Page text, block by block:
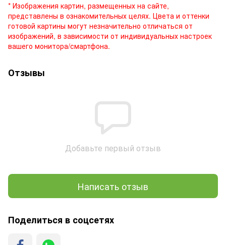
* Изображения картин, размещенных на сайте,
представлены в ознакомительных целях. Цвета и оттенки
готовой картины могут незначительно отличаться от
изображений, в зависимости от индивидуальных настроек
вашего монитора/смартфона.
Отзывы
Добавьте первый отзыв
Написать отзыв
Поделиться в соцсетях